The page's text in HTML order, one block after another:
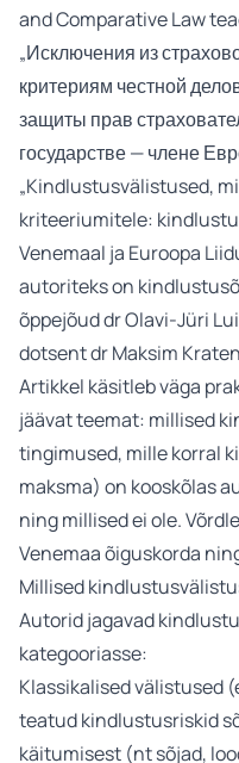
and Comparative Law
„Исключения из
критериям честной
защиты прав
государстве — члене
„Kindlustusvälistused,
kriteeriumitele:
Venemaal ja Euroopa
autoriteks on
õppejõud dr Olavi-Jüri
dotsent dr Maksim
Artikkel käsitleb väga
jäävat teemat: millised
tingimused, mille korral
maksma) on kooskõlas
ning millised ei ole.
Venemaa õiguskorda
Millised
Autorid jagavad
kategooriasse:
Klassikalised välistused
teatud kindlustusriskid
käitumisest (nt sõjad,